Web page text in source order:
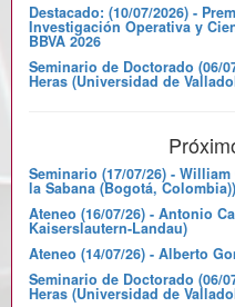
Destacado: (10/07/2026) -
Investigación Operativa y
BBVA 2026
Seminario de Doctorado (06/
Heras (Universidad de
Seminario (17/07/26) -
la Sabana (Bogotá, Colombia))
Ateneo (16/07/26) - Antonio
Kaiserslautern-Landau)
Ateneo (14/07/26) - Alberto
Seminario de Doctorado (06/
Heras (Universidad de